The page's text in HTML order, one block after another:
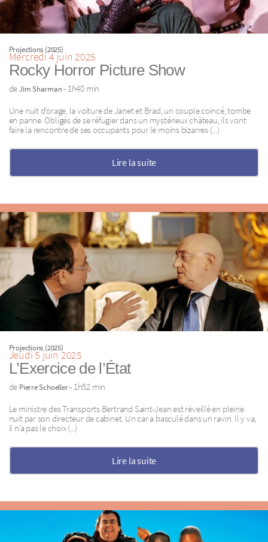
Projections (2025)
Mercredi 4 juin 2025
Rocky Horror Picture Show
deJim Sharman- 1h40 min
Une nuit d’orage, la voiture de Janet et Brad, un couple coincé, tombe
en panne. Obligés de se réfugier dans un mystérieux château, ils vont
faire la rencontre de ses occupants pour le moins bizarres (...)
Lire la suite
Projections (2025)
Jeudi 5 juin 2025
L’Exercice de l’État
de Pierre Schoeller- 1h52 min
Le ministre des Transports Bertrand Saint-Jean est réveillé en pleine
nuit par son directeur de cabinet. Un car a basculé dans un ravin. Il y va,
il n’a pas le choix (...)
Lire la suite